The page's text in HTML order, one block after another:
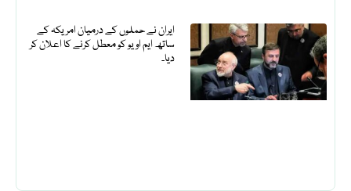
ایران نے حملوں کے درمیان امریکہ کے
ساتھ ایم او یو کو معطل کرنے کا اعلان کر
دیا۔